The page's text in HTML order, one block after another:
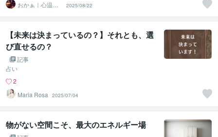
おかぁ｜心温ま
るカフェのオー
ナー
2025/08/22
【未来は決まっているの？】それとも、選
び直せるの？
記事
占い
2
Maria Rosa
2025/07/04
物がない空間こそ、最大のエネルギー場